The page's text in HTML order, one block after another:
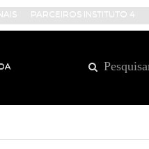
PARCEIROS INSTITUTO 4